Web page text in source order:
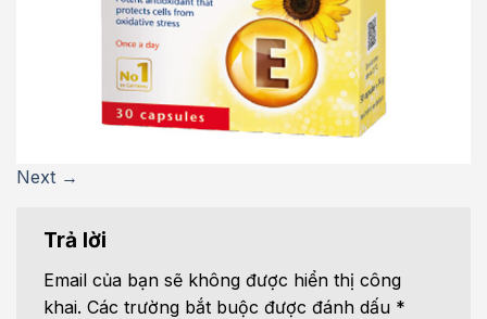
Next →
Trả lời
Email của bạn sẽ không được hiển thị công
khai. Các trường bắt buộc được đánh dấu *